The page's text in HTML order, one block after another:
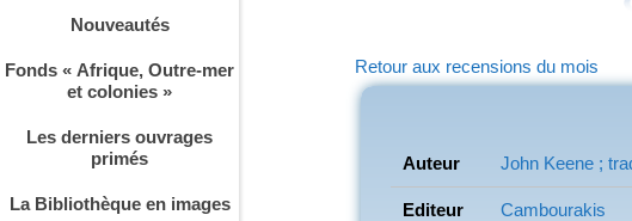
Nouveautés
Fonds « Afrique, Outre-mer
et colonies »
Les derniers ouvrages
primés
La Bibliothèque en images
Retour aux recensions du mois
Auteur John Keene ;
Editeur Cambourakis